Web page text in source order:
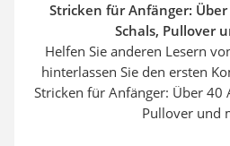
Stricken für Anfänger:
Schals, Pullover
Helfen Sie anderen Lesern
hinterlassen Sie den ersten
Stricken für Anfänger: Über 40
Pullover und